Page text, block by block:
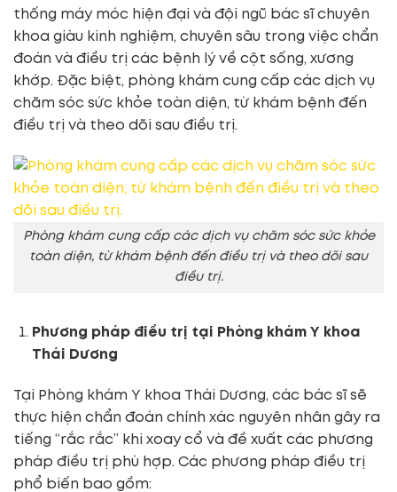
thống máy móc hiện đại và đội ngũ bác sĩ chuyên
khoa giàu kinh nghiệm, chuyên sâu trong việc chẩn
đoán và điều trị các bệnh lý về cột sống, xương
khớp. Đặc biệt, phòng khám cung cấp các dịch vụ
chăm sóc sức khỏe toàn diện, từ khám bệnh đến
điều trị và theo dõi sau điều trị.
Phòng khám cung cấp các dịch vụ chăm sóc sức khỏe
toàn diện, từ khám bệnh đến điều trị và theo dõi sau
điều trị.
Phương pháp điều trị tại Phòng khám Y khoa
Thái Dương
Tại Phòng khám Y khoa Thái Dương, các bác sĩ sẽ
thực hiện chẩn đoán chính xác nguyên nhân gây ra
tiếng “rắc rắc” khi xoay cổ và đề xuất các phương
pháp điều trị phù hợp. Các phương pháp điều trị
phổ biến bao gồm: